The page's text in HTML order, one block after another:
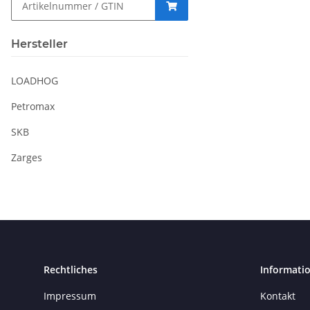
Hersteller
LOADHOG
Petromax
SKB
Zarges
Rechtliches
Impressum Kontakt